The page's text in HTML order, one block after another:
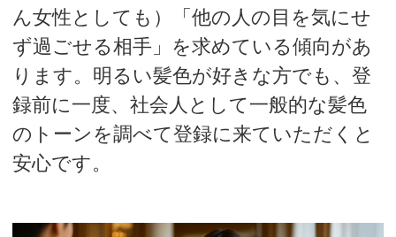
ん女性としても）「他の人の目を気にせ
ず過ごせる相手」を求めている傾向があ
ります。明るい髪色が好きな方でも、登
録前に一度、社会人として一般的な髪色
のトーンを調べて登録に来ていただくと
安心です。